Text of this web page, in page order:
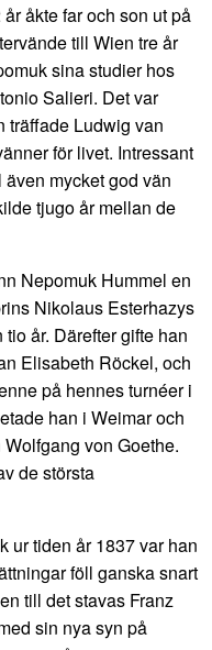
åkte far och son ut på
till Wien tre år
sina studier hos
Salieri. Det var
träffade Ludwig van
för livet. Intressant
mycket god vän
tjugo år mellan de
Nepomuk Hummel en
Nikolaus Esterhazys
år. Därefter gifte han
Elisabeth Röckel, och
på hennes turnéer i
han i Weimar och
von Goethe.
de största
ur tiden år 1837 var han
föll ganska snart
till det stavas Franz
sin nya syn på